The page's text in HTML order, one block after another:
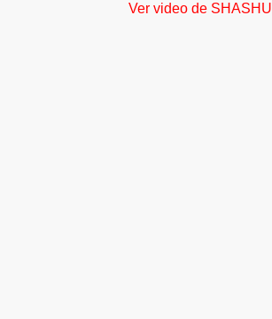
Ver video de SHASHU